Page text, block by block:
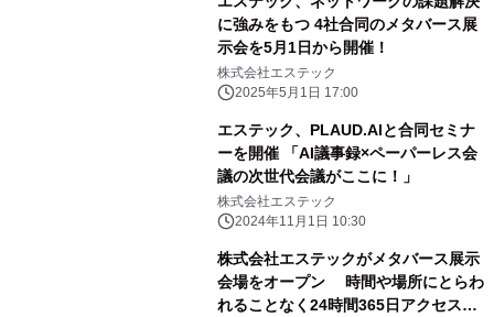
に強みをもつ 4社合同のメタバース展
示会を5月1日から開催！
株式会社エステック
2025年5月1日 17:00
エステック、PLAUD.AIと合同セミナ
ーを開催 「AI議事録×ペーパーレス会
議の次世代会議がここに！」
株式会社エステック
2024年11月1日 10:30
株式会社エステックがメタバース展示
会場をオープン 時間や場所にとらわ
れることなく24時間365日アクセス可